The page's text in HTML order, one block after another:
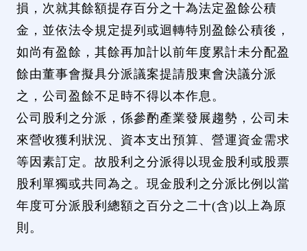
損，次就其餘額提存百分之十為法定盈餘公積
金，並依法令規定提列或迴轉特別盈餘公積後，
如尚有盈餘，其餘再加計以前年度累計未分配盈
餘由董事會擬具分派議案提請股東會決議分派
之，公司盈餘不足時不得以本作息。
公司股利之分派，係參酌產業發展趨勢，公司未
來營收獲利狀況、資本支出預算、營運資金需求
等因素訂定。故股利之分派得以現金股利或股票
股利單獨或共同為之。現金股利之分派比例以當
年度可分派股利總額之百分之二十(含)以上為原
則。